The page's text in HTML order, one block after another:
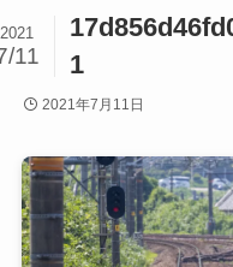
1
2021
11
2021年7月11日